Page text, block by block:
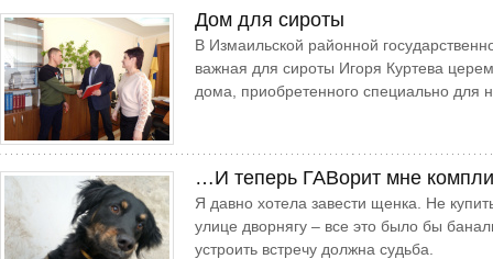
Дом для сироты
В Измаильской районной
важная для сироты Игоря Куртева
дома, приобретенного специально для
…И теперь ГАВорит мне
Я давно хотела завести щенка. Не
улице дворнягу – все это было бы
устроить встречу должна судьба.